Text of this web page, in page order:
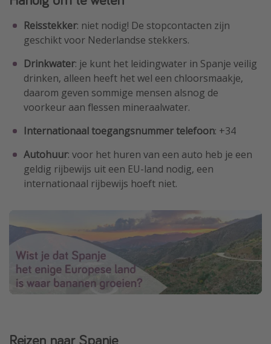
Reisstekker: niet nodig! De stopcontacten zijn
geschikt voor Nederlandse stekkers.
Drinkwater: je kunt het leidingwater in Spanje veilig
drinken, alleen heeft het wel een chloorsmaakje,
daarom geven sommige mensen alsnog de
voorkeur aan flessen mineraalwater.
Internationaal toegangsnummer telefoon: +34
Autohuur: voor het huren van een auto heb je een
geldig rijbewijs uit een EU-land nodig, een
internationaal rijbewijs hoeft niet.
Reizen naar Spanje